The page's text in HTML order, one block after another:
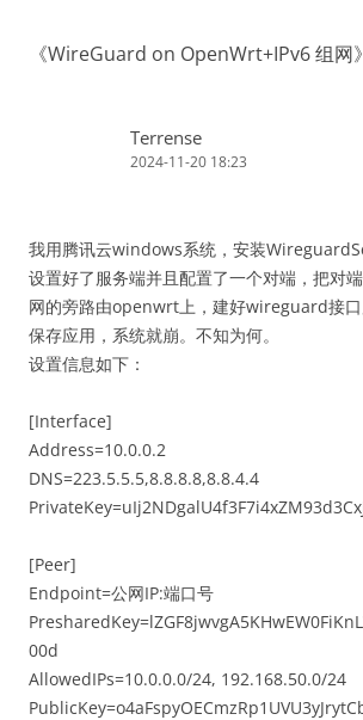
《WireGuard on OpenWrt+IPv6 组网
Terrense
2024-11-20 18:23
我用腾讯云windows系统，安装
设置好了服务端并且配置了一个对端，把对
网的旁路由openwrt上，建好wireguard接
保存应用，系统就崩。不知为何。
设置信息如下：
[Interface]
Address=10.0.0.2
DNS=223.5.5.5,8.8.8.8,8.8.4.4
[Peer]
Endpoint=公网IP:端口号
00d
AllowedIPs=10.0.0.0/24, 192.168.50.0/24